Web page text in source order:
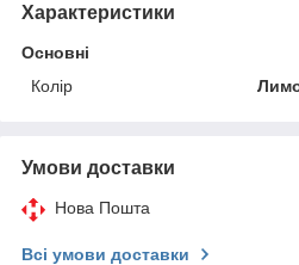
Характеристики
Основні
Колір
Умови доставки
Нова Пошта
Всі умови доставки